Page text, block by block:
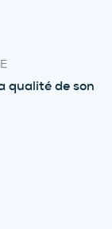
qualité de son